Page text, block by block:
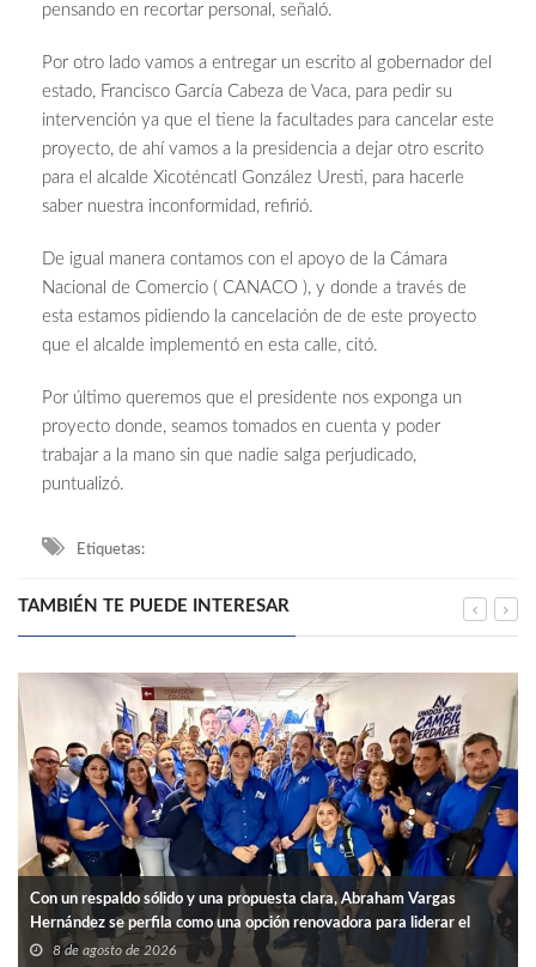
pensando en recortar personal, señaló.
Por otro lado vamos a entregar un escrito al gobernador del
estado, Francisco García Cabeza de Vaca, para pedir su
intervención ya que el tiene la facultades para cancelar este
proyecto, de ahí vamos a la presidencia a dejar otro escrito
para el alcalde Xicoténcatl González Uresti, para hacerle
saber nuestra inconformidad, refirió.
De igual manera contamos con el apoyo de la Cámara
Nacional de Comercio ( CANACO ), y donde a través de
esta estamos pidiendo la cancelación de de este proyecto
que el alcalde implementó en esta calle, citó.
Por último queremos que el presidente nos exponga un
proyecto donde, seamos tomados en cuenta y poder
trabajar a la mano sin que nadie salga perjudicado,
puntualizó.
Etiquetas:
TAMBIÉN TE PUEDE INTERESAR
Con un respaldo sólido y una propuesta clara, Abraham Vargas
Hernández se perfila como una opción renovadora para liderar el
SNTISSSTE en Tamaulipas.
8 de agosto de 2026